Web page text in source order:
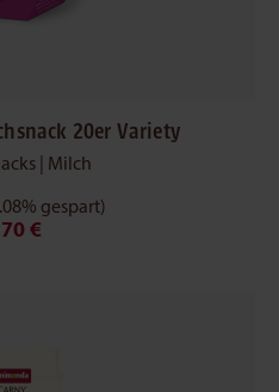
20er Variety
| Milch
gespart)
€